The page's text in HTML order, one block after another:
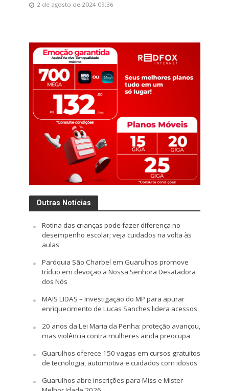
2 de agosto de 2024 09:36
Outras Notícias
Rotina das crianças pode fazer diferença no
desempenho escolar; veja cuidados na volta às
aulas
Paróquia São Charbel em Guarulhos promove
tríduo em devoção a Nossa Senhora Desatadora
dos Nós
MAIS LIDAS – Investigação do MP para apurar
enriquecimento de Lucas Sanches lidera acessos
20 anos da Lei Maria da Penha: proteção avançou,
mas violência contra mulheres ainda preocupa
Guarulhos oferece 150 vagas em cursos gratuitos
de tecnologia, automotiva e cuidados com idosos
Guarulhos abre inscrições para Miss e Mister